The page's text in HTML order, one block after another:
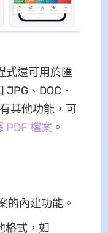
式還可用於匯
、DOC、
其他功能，可
PDF 檔案 。
的內建功能。
格式，如